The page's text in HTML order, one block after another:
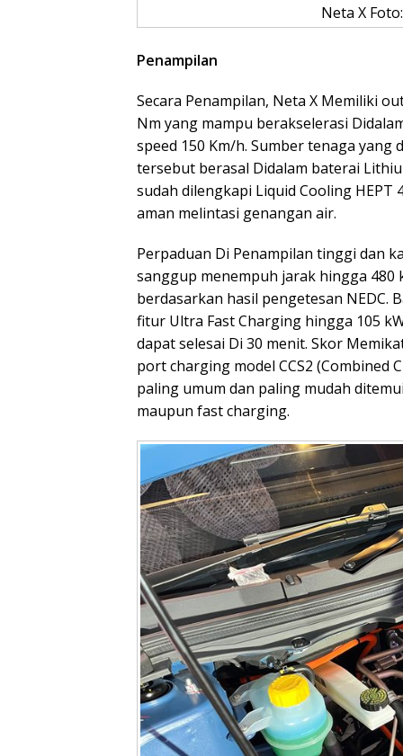
Neta X
Penampilan
Secara Penampilan, Neta X Memiliki
Nm yang mampu berakselerasi
speed 150 Km/h. Sumber tenaga
tersebut berasal Didalam baterai
sudah dilengkapi Liquid Cooling HEPT
aman melintasi genangan air.
Perpaduan Di Penampilan tinggi dan
sanggup menempuh jarak hingga 480
berdasarkan hasil pengetesan NEDC.
fitur Ultra Fast Charging hingga 105
dapat selesai Di 30 menit. Skor
port charging model CCS2 (Combined
paling umum dan paling mudah
maupun fast charging.